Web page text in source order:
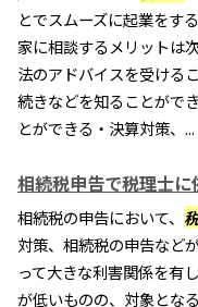
とでスムーズに起業をす
家に相談するメリットは
法のアドバイスを受ける
続きなどを知ることがで
とができる・決算対策、...
相続税申告で税理士に
相続税の申告において、
対策、相続税の申告など
って大きな利害関係を有
が低いものの、対象とな